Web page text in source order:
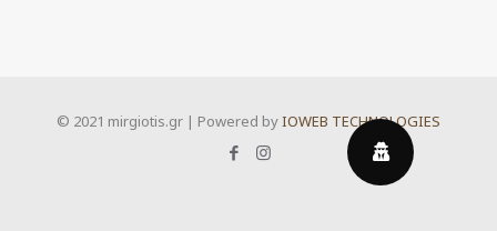
© 2021 mirgiotis.gr | Powered byIOWEB TECHNOLOGIES